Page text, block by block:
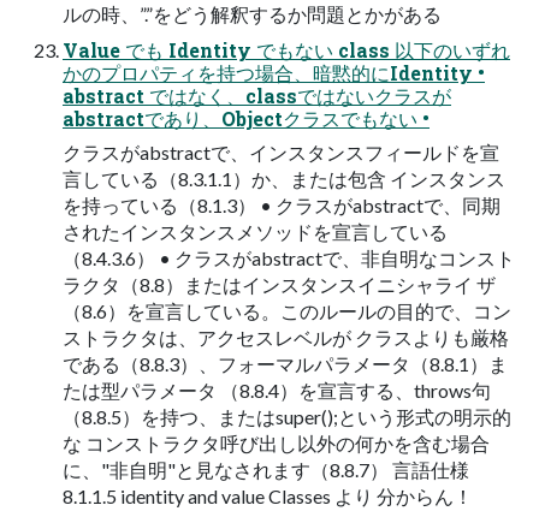
ルの時、”.”をどう解釈するか問題とかがある
Value でも Identity でもない class 以下のいずれ
かのプロパティを持つ場合、暗黙的にIdentity •
abstract ではなく、classではないクラスが
abstractであり、Objectクラスでもない •
クラスがabstractで、インスタンスフィールドを宣
言している（8.3.1.1）か、または包含 インスタンス
を持っている（8.1.3） • クラスがabstractで、同期
されたインスタンスメソッドを宣言している
（8.4.3.6） • クラスがabstractで、非自明なコンスト
ラクタ（8.8）またはインスタンスイニシャライ ザ
（8.6）を宣言している。このルールの目的で、コン
ストラクタは、アクセスレベルが クラスよりも厳格
である（8.8.3）、フォーマルパラメータ（8.8.1）ま
たは型パラメータ （8.8.4）を宣言する、throws句
（8.8.5）を持つ、またはsuper();という形式の明示的
な コンストラクタ呼び出し以外の何かを含む場合
に、"非自明"と見なされます（8.8.7） 言語仕様
8.1.1.5 identity and value Classes より 分からん！